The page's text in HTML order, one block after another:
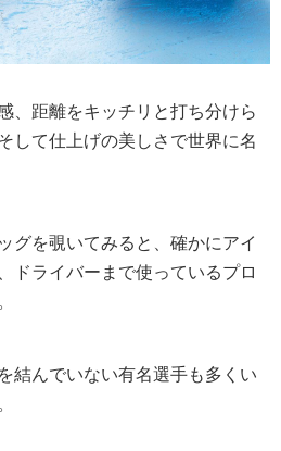
、距離をキッチリと打ち分けら
して仕上げの美しさで世界に名
グを覗いてみると、確かにアイ
ドライバーまで使っているプロ
結んでいない有名選手も多くい